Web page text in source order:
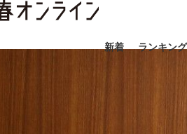
新着 ランキング